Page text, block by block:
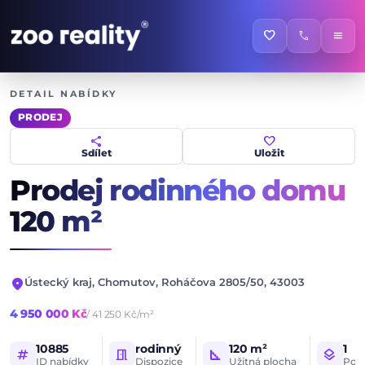
favorite call menu
DETAIL NABÍDKY
PRODEJ
share
Sdílet
favorite
Uložit
Prodej rodinného domu
120 m²
location_on Ústecký kraj, Chomutov, Roháčova 2805/50, 43003
4 950 000 Kč/ 41 250 Kč/m²
tag 10885
ID nabídky meeting_room rodinný
Dispozice square_foot 120 m²
Užitná plocha layers 1